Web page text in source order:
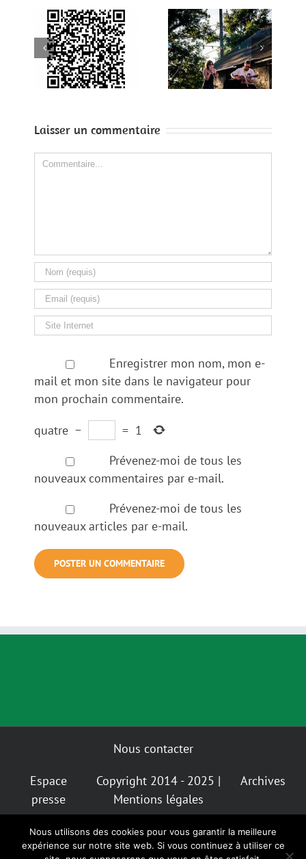
Demain Sideways
Laisser un commentaire
Comment
Enregistrer mon nom, mon e-
mail et mon site dans le navigateur pour
mon prochain commentaire.
quatre − = 1
Prévenez-moi de tous les
nouveaux commentaires par e-mail.
Prévenez-moi de tous les
nouveaux articles par e-mail.
Nous contacter
Espace
presse
Copyright 2014 - 2025 |
Mentions légales
Archives
InstagramFacebook
MastodonFacebook
Bluesky
Nous utilisons des cookies pour vous garantir la meilleure
expérience sur notre site web. Si vous continuez à utiliser ce